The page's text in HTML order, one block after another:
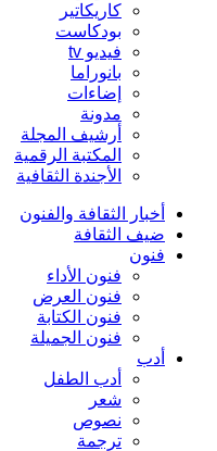
كاريكاتير
بودكاست
فيديو tv
بانوراما
إضاءات
مدونة
أرشيف المجلة
المكتبة الرقمية
الأجندة الثقافية
أخبار الثقافة والفنون
ضيف الثقافة
فنون
فنون الأداء
فنون العرض
فنون الكتابة
فنون الجميلة
أدب
أدب الطفل
شعر
نصوص
ترجمة